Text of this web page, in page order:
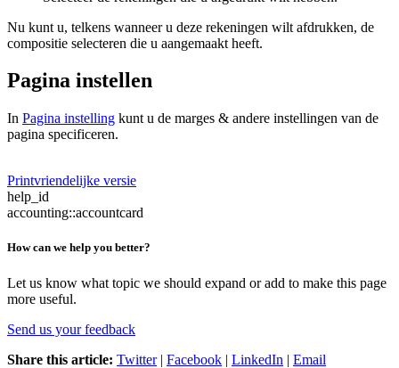
Nu kunt u, telkens wanneer u deze rekeningen wilt afdrukken, de
compositie selecteren die u aangemaakt heeft.
Pagina instellen
In Pagina instelling kunt u de marges & andere instellingen van de
pagina specificeren.
Printvriendelijke versie
help_id
accounting::accountcard
How can we help you better?
Let us know what topic we should expand or add to make this page
more useful.
Send us your feedback
Share this article: Twitter| Facebook | LinkedIn | Email